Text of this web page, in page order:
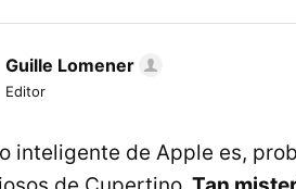
Guille Lomener
Editor
inteligente de Apple es,